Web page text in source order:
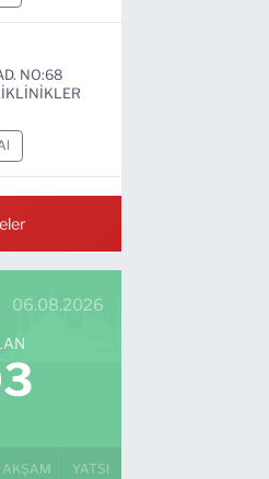
NO:68
A(GRAND
06.08.2026
AKŞAM YATSI